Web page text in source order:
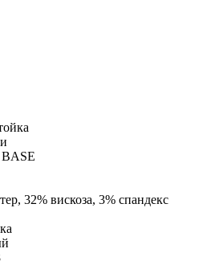
BASE
32% вискоза, 3% спандекс